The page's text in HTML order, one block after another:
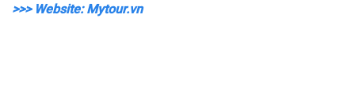
>>> Website: Mytour.vn